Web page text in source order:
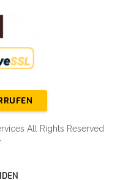
All Rights Reserved